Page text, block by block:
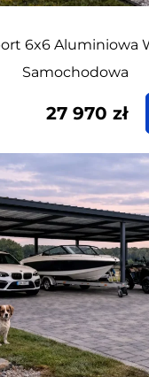
6x6 Aluminiowa
Samochodowa
27 970 zł